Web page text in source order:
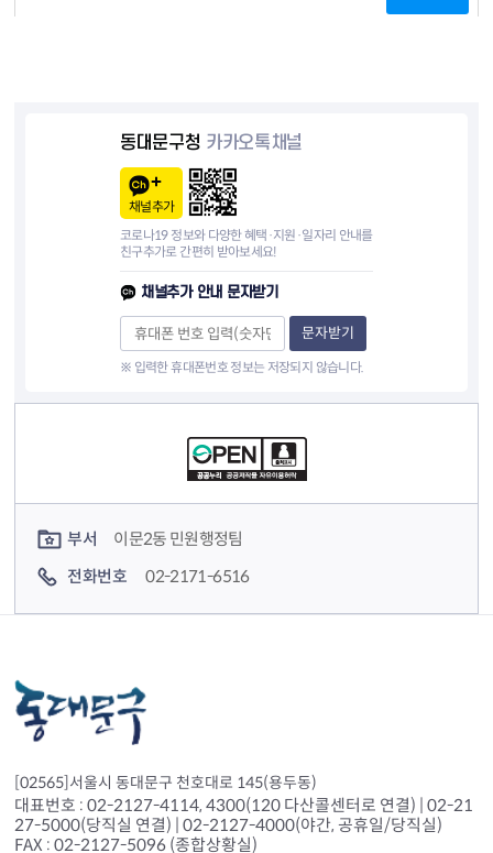
동대문구청 카카오톡채널
채널추가
코로나19 정보와 다양한 혜택·지원·일자리 안내를
친구추가로 간편히 받아보세요!
채널추가 안내 문자받기
문자받기
※ 입력한 휴대폰번호 정보는 저장되지 않습니다.
부서
이문2동 민원행정팀
전화번호
02-2171-6516
[02565]서울시 동대문구 천호대로 145(용두동)
대표번호 : 02-2127-4114, 4300(120 다산콜센터로 연결) | 02-21
27-5000(당직실 연결) | 02-2127-4000(야간, 공휴일/당직실)
FAX : 02-2127-5096 (종합상황실)